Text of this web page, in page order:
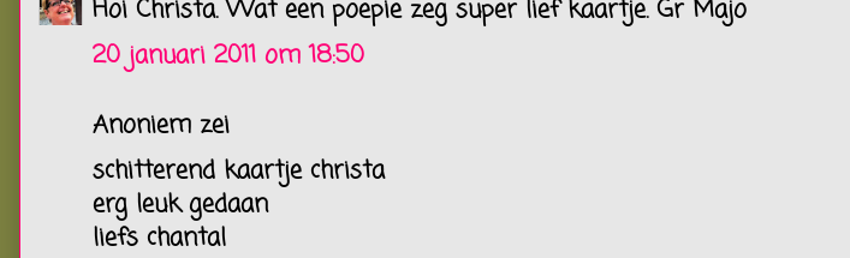
Hoi Christa. Wat een poepie zeg super lief kaartje. Gr Majo
20 januari 2011 om 18:50
Anoniem zei
schitterend kaartje christa
erg leuk gedaan
liefs chantal